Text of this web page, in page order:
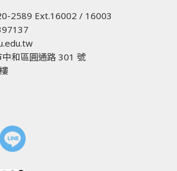
2589 Ext.16002 / 16003
和區圓通路 301 號